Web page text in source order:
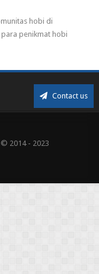
hobi di
penikmat hobi
Contact us
© 2014 - 2023